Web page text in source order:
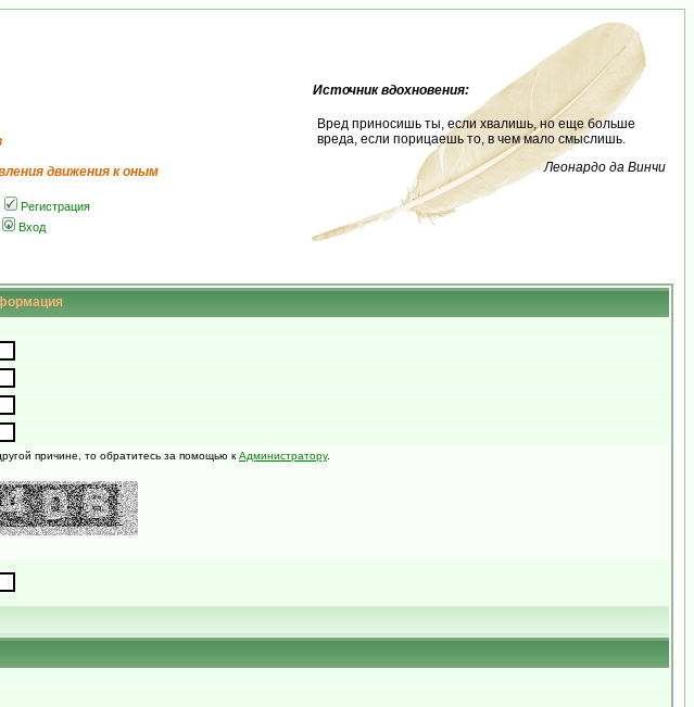
движения к оным
Регистрация
Вход
Источник вдохновения:
Вред приносишь ты, если хвалишь, но еще больше
вреда, если порицаешь то, в чем мало смыслишь.
Леонардо да Винчи
причине, то обратитесь за помощью к Администратору.